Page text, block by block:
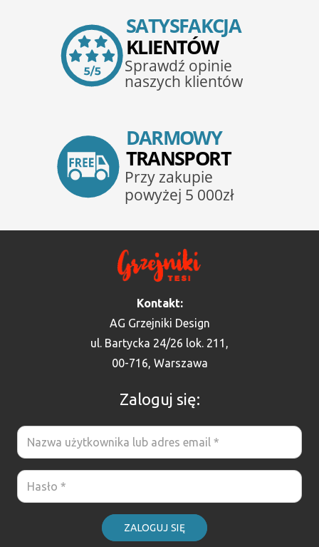
Kontakt:
AG Grzejniki Design
ul. Bartycka 24/26 lok. 211,
00-716, Warszawa
Zaloguj się:
ZALOGUJ SIĘ